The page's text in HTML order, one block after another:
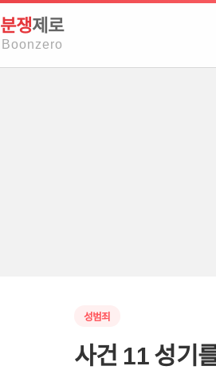
분쟁제로
Boonzero
성범죄
사건 11 성기